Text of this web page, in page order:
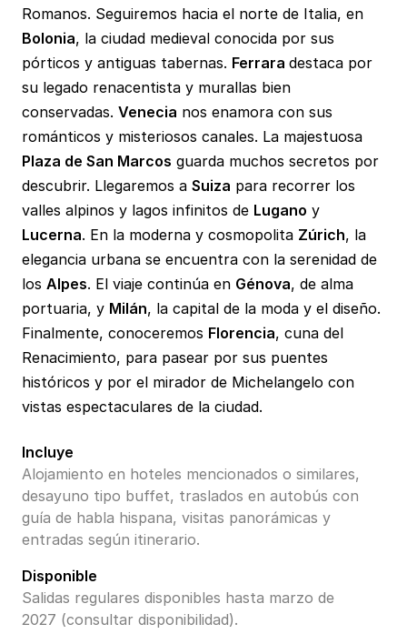
Romanos. Seguiremos hacia el norte de Italia, en
Bolonia, la ciudad medieval conocida por sus
pórticos y antiguas tabernas. Ferrara destaca por
su legado renacentista y murallas bien
conservadas. Venecia nos enamora con sus
románticos y misteriosos canales. La majestuosa
Plaza de San Marcos guarda muchos secretos por
descubrir. Llegaremos a Suiza para recorrer los
valles alpinos y lagos infinitos de Lugano y
Lucerna. En la moderna y cosmopolita Zúrich, la
elegancia urbana se encuentra con la serenidad de
los Alpes. El viaje continúa en Génova, de alma
portuaria, y Milán, la capital de la moda y el diseño.
Finalmente, conoceremos Florencia, cuna del
Renacimiento, para pasear por sus puentes
históricos y por el mirador de Michelangelo con
vistas espectaculares de la ciudad.
Incluye
Alojamiento en hoteles mencionados o similares,
desayuno tipo buffet, traslados en autobús con
guía de habla hispana, visitas panorámicas y
entradas según itinerario.
Disponible
Salidas regulares disponibles hasta marzo de
2027 (consultar disponibilidad).